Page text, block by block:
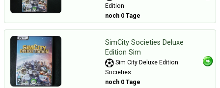
Edition
noch 0 Tage
SimCity Societies Deluxe
Edition Sim
Sim City Deluxe Edition
Societies
noch 0 Tage